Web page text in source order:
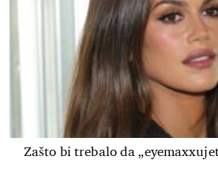
Zašto bi trebalo da